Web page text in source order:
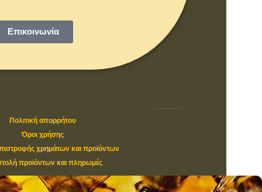
Επικοινωνία
Πολιτική απορρήτου
Όροι χρήσης
χρημάτων και προϊόντων
προϊόντων και πληρωμές